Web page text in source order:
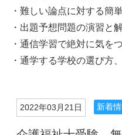
・難しい論点に対する簡
・出題予想問題の演習と
・通信学習で絶対に気を
・通学する学校の選び
2022年03月21日 新着